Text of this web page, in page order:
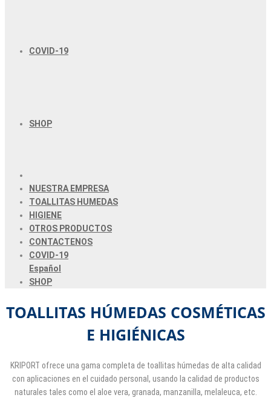
COVID-19
SHOP
NUESTRA EMPRESA
TOALLITAS HUMEDAS
HIGIENE
OTROS PRODUCTOS
CONTACTENOS
COVID-19
Español
SHOP
TOALLITAS HÚMEDAS COSMÉTICAS
E HIGIÉNICAS
KRIPORT ofrece una gama completa de toallitas húmedas de alta calidad
con aplicaciones en el cuidado personal, usando la calidad de productos
naturales tales como el aloe vera, granada, manzanilla, melaleuca, etc.